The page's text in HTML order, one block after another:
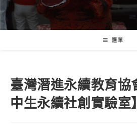
選單
臺灣潛進永續教育
中生永續社創實驗室